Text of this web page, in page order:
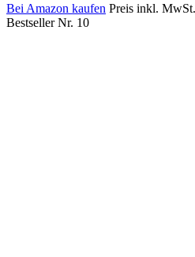
Bei Amazon kaufen Preis inkl.
Bestseller Nr. 10